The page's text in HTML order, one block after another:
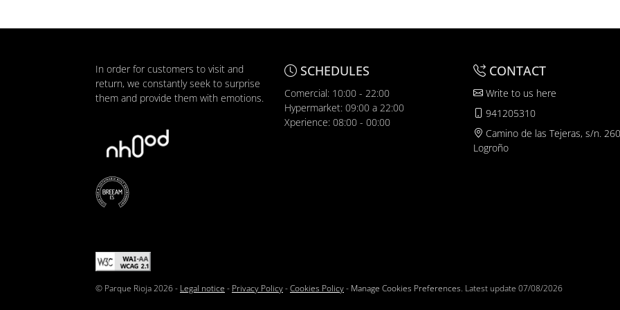
In order for customers to visit and
return, we constantly seek to surprise
them and provide them with emotions.
SCHEDULES
Comercial: 10:00 - 22:00
Hypermarket: 09:00 a 22:00
Xperience: 08:00 - 00:00
CONTACT
Write to us here
941205310
Camino de las Tejeras, s/n.
Logroño
© Parque Rioja 2026 - Legal notice - Privacy Policy-Cookies Policy- Manage Cookies Preferences. Latest update 07/08/2026